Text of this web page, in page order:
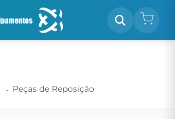
Peças de Reposição